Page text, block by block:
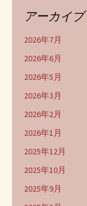
アーカイブ
2026年7月
2026年6月
2026年5月
2026年3月
2026年2月
2026年1月
2025年12月
2025年10月
2025年9月